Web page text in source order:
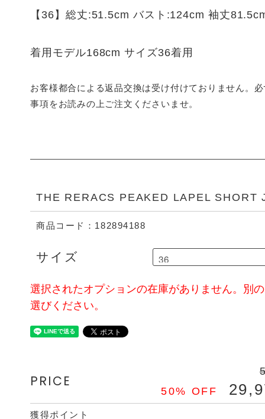
【36】総丈:51.5cm バスト:124cm 袖丈
着用モデル168cm サイズ36着用
お客様都合による返品交換は受け付けておりません。
事項をお読みの上ご注文くださいませ。
THE RERACS PEAKED LAPEL SHORT
商品コード：182894188
サイズ
選択されたオプションの在庫がありません。別
選びください。
PRICE
50% OFF
獲得ポイント